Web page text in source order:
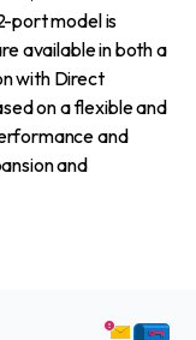
port model is
available in both a
with Direct
on a flexible and
and
and